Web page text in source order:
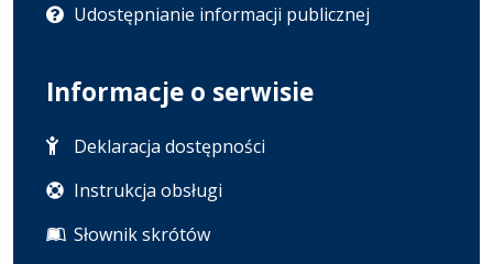
Udostępnianie informacji publicznej
Informacje o serwisie
Deklaracja dostępności
Instrukcja obsługi
Słownik skrótów